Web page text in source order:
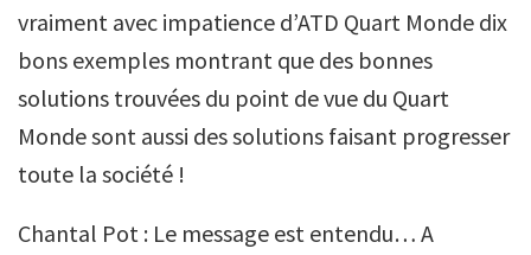
vraiment avec impatience d’ATD Quart Monde dix
bons exemples montrant que des bonnes
solutions trouvées du point de vue du Quart
Monde sont aussi des solutions faisant progresser
toute la société !
Chantal Pot : Le message est entendu… A